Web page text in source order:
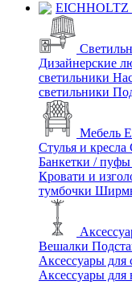
EICHHOLTZ
Дизайнерские
светильники
светильники
Мебель
Стулья и кресла
Банкетки / пуфы
Кровати и
тумбочки
Вешалки
Аксессуары для
Аксессуары для